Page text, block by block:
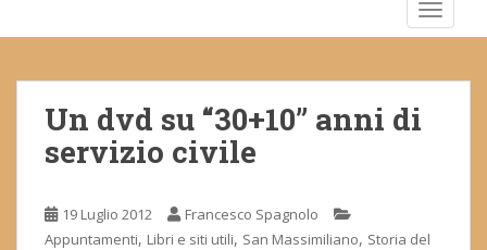
m
Un dvd su “30+10” anni di
servizio civile
19 Luglio 2012
Francesco Spagnolo
Appuntamenti, Libri e siti utili, San Massimiliano, Storia del